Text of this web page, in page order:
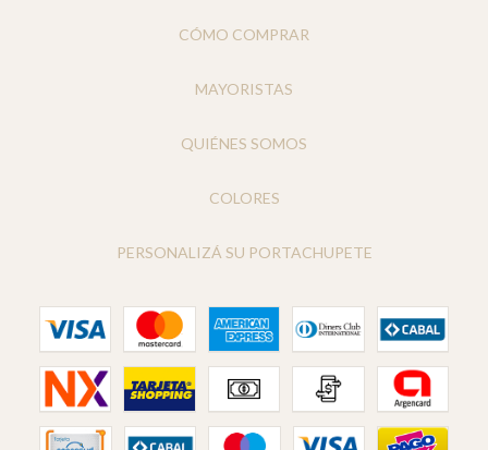
CÓMO COMPRAR
MAYORISTAS
QUIÉNES SOMOS
COLORES
PERSONALIZÁ SU PORTACHUPETE